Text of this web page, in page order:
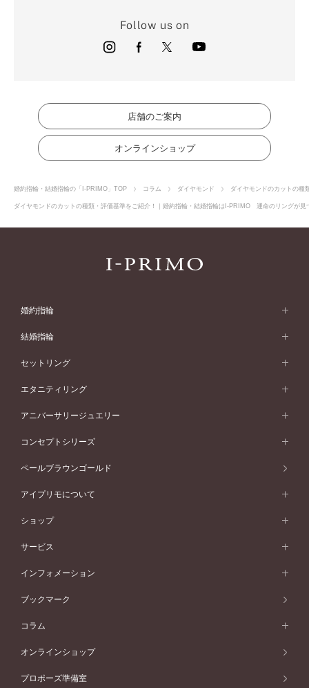
Follow us on
店舗のご案内
オンラインショップ
婚約指輪・結婚指輪の「I-PRIMO」TOP コラム ダイヤモンド ダイヤモンドのカットの種
ダイヤモンドのカットの種類・評価基準をご紹介！｜婚約指輪・結婚指輪はI-PRIMO 運命のリングが
婚約指輪
婚約指輪 (エンゲージリング)
婚約指輪一覧
ピンクゴールド
ペールブラウンゴールド
ウェーブライン
V字ライン
ワンサイドメレ
ダブルサイドメレ
シンプル
フェミニン
モード
50万円台～
40万円台～
30万円台～
婚約指輪 人気ランキング
婚約ネックレス
ダイヤモンドシェイプコレクション
パーフェクトプロポーズリング
ダイヤモンドプロポーズ
結婚指輪
結婚指輪 (マリッジリング)
結婚指輪一覧
ピンクゴールド
ペールブラウンゴールド
ウェーブライン
V字ライン
ワンメレ
セベラルメレ
シンプル
フェミニン
モード
50万円～
40万円～50万円
30万円～40万円
セットリング
セットリング
セットリング一覧
ピンクゴールド
ペールブラウンゴールド
エタニティリング
エタニティリング
エタニティリング一覧
ピンクゴールド
ペールブラウンゴールド
アニバーサリージュエリー
アニバーサリージュエリー
アニバーサリージュエリー一覧
ファッションリング
ブレスレット
コンセプトシリーズ
コンセプトシリーズ
オリジンビリーフ
エトワル
スワハ
プレミオン
ペールブラウンゴールド
アイプリモについて
アイプリモについて
パーソナルハンド診断
デザインへのこだわり
ショップ
店舗一覧
北海道
札幌店
サービス
プロポーズサポート
サービス
インフォメーション
ご来店予約について
ニュース一覧
ブックマーク
コラム
コラム
オンラインショップ
プロポーズ準備室